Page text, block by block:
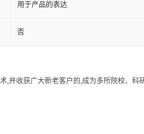
用于产品的表达
否
,并收获广大新老客户的,成为多所院校、